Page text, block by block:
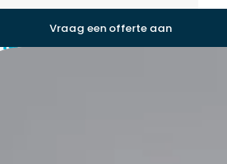
Vraag een offerte aan